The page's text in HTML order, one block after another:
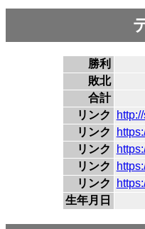
勝利
敗北
合計
リンク
リンク
リンク
リンク
リンク
生年月日